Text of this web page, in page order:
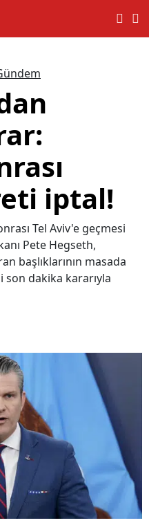
iptal!
Tel Aviv'e geçmesi
Pete Hegseth,
başlıklarının masada
dakika kararıyla